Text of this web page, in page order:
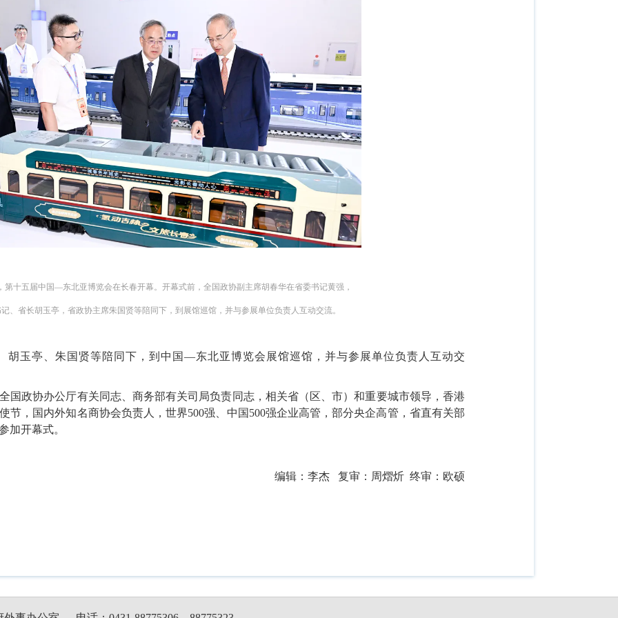
第十五届中国—东北亚博览会在长春开幕。开幕式前，全国政协副主席胡春华在省委书记黄强，
、省长胡玉亭，省政协主席朱国贤等陪同下，到展馆巡馆，并与参展单位负责人互动交流。
胡玉亭、朱国贤等陪同下，到中国 —东北亚博览会展馆巡馆，并与参展单位负责人互动交
国政协办公厅有关同志、商务部有关司局负责同志，相关省（区、市）和重要城市领导，香港
节，国内外知名商协会负责人，世界500强、中国500强企业高管，部分央企高管，省直有关部
加开幕式。
编辑：李杰 复审：周熠炘 终审：欧硕